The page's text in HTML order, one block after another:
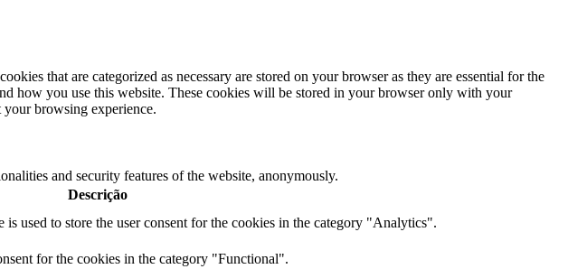
that are categorized as necessary are stored on your browser as they are essential for the
how you use this website. These cookies will be stored in your browser only with your
browsing experience.
and security features of the website, anonymously.
Descrição
used to store the user consent for the cookies in the category "Analytics".
for the cookies in the category "Functional".